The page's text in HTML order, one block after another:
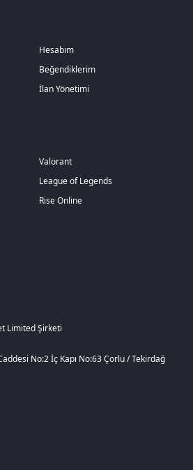
Hesabım
Beğendiklerim
İlan Yönetimi
Valorant
League of Legends
Rise Online
Limited Şirketi
No:2 İç Kapı No:63 Çorlu / Tekirdağ